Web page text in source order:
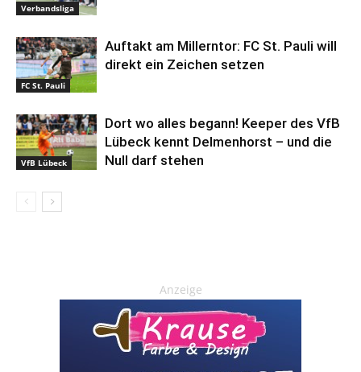
Verbandsliga
FC St. Pauli
Auftakt am Millerntor: FC St. Pauli will
direkt ein Zeichen setzen
VfB Lübeck
Dort wo alles begann! Keeper des VfB
Lübeck kennt Delmenhorst – und die
Null darf stehen
Anzeige